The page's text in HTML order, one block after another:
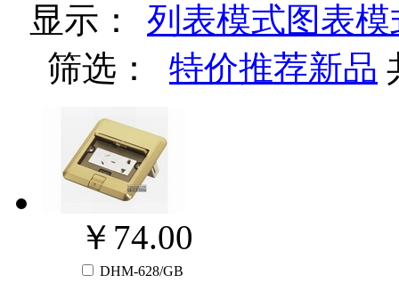
显示：
列表模式图表模
筛选：
特价推荐新品
￥74.00
DHM-628/GB